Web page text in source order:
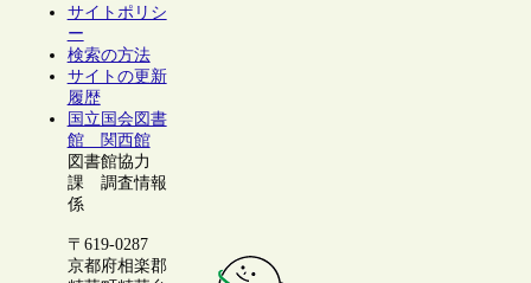
サイトポリシ
ー
検索の方法
サイトの更新
履歴
国立国会図書
館 関西館
図書館協力
課 調査情報
係
〒619-0287
京都府相楽郡